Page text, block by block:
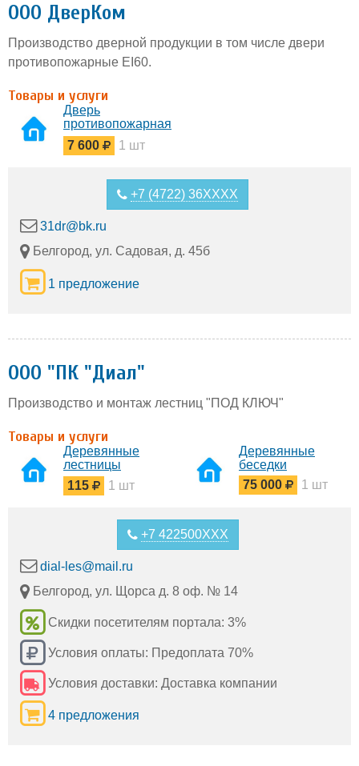
ООО ДверКом
Производство дверной продукции в том числе двери
противопожарные EI60.
Товары и услуги
Дверь
противопожарная
металлическая
EI60 01
7 600 1 шт
+7 (4722) 36XXXX
31dr@bk.ru
Белгород, ул. Садовая, д. 45б
1 предложение
ООО "ПК "Диал"
Производство и монтаж лестниц "ПОД КЛЮЧ"
Товары и услуги
Деревянные
лестницы
Белгород
115 1 шт
Деревянные
беседки
75 000
1 шт
+7 422500XXX
dial-les@mail.ru
Белгород, ул. Щорса д. 8 оф. № 14
Скидки посетителям портала: 3%
Условия оплаты: Предоплата 70%
Условия доставки: Доставка компании
4 предложения